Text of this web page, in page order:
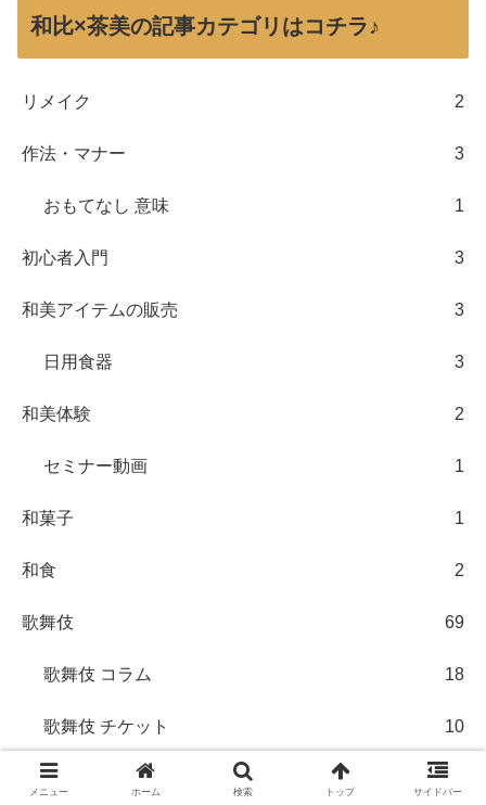
和比×茶美の記事カテゴリはコチラ♪
リメイク 2
作法・マナー 3
おもてなし 意味 1
初心者入門 3
和美アイテムの販売 3
日用食器 3
和美体験 2
セミナー動画 1
和菓子 1
和食 2
歌舞伎 69
歌舞伎 コラム 18
歌舞伎 チケット 10
歌舞伎 公演
メニュー ホーム 検索 トップ サイドバー